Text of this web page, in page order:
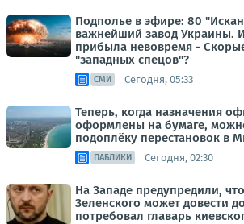
Подполье в эфире: 80
важнейший завод Украины.
прибыла невовремя -
"западных спецов"?
СМИ Сегодня, 05:33
Теперь, когда назначения
оформлены на бумаге,
подоплёку перестановок в
ПАБЛИКИ Сегодня, 02:30
На Западе предупредили,
Зеленского может довести
потребовал главарь